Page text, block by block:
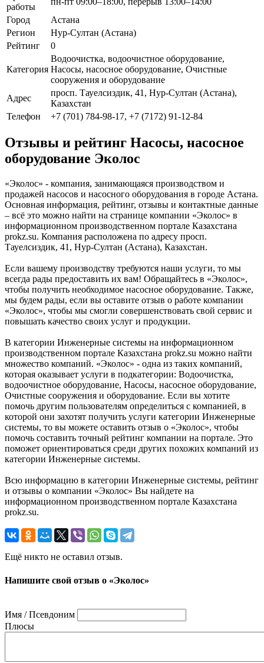
работы
Город
Астана
Регион
Нур-Султан (Астана)
Рейтинг
0
Категория
Водоочистка, водоочистное оборудование,
Насосы, насосное оборудование, Очистные
сооружения и оборудование
Адрес
просп. Тауелсиздик, 41, Нур-Султан (Астана),
Казахстан
Телефон
+7 (701) 784-98-17, +7 (7172) 91-12-84
Отзывы и рейтинг Насосы, насосное
оборудование Эколос
«Эколос» - компания, занимающаяся производством и
продажей насосов и насосного оборудования в городе Астана.
Основная информация, рейтинг, отзывы и контактные данные
– всё это можно найти на странице компании «Эколос» в
информационном производственном портале Казахстана
prokz.su. Компания расположена по адресу просп.
Тауелсиздик, 41, Нур-Султан (Астана), Казахстан.
Если вашему производству требуются наши услуги, то мы
всегда рады предоставить их вам! Обращайтесь в «Эколос»,
чтобы получить необходимое насосное оборудование. Также,
мы будем рады, если вы оставите отзыв о работе компании
«Эколос», чтобы мы смогли совершенствовать свой сервис и
повышать качество своих услуг и продукции.
В категории Инженерные системы на информационном
производственном портале Казахстана prokz.su можно найти
множество компаний. «Эколос» - одна из таких компаний,
которая оказывает услуги в подкатегории: Водоочистка,
водоочистное оборудование, Насосы, насосное оборудование,
Очистные сооружения и оборудование. Если вы хотите
помочь другим пользователям определиться с компанией, в
которой они захотят получить услуги категории Инженерные
системы, то вы можете оставить отзыв о «Эколос», чтобы
помочь составить точный рейтинг компании на портале. Это
поможет ориентироваться среди других похожих компаний из
категории Инженерные системы.
Всю информацию в категории Инженерные системы, рейтинг
и отзывы о компании «Эколос» Вы найдете на
информационном производственном портале Казахстана
prokz.su.
Ещё никто не оставил отзыв.
Напишите свой отзыв о «Эколос»
Имя / Псевдоним
Плюсы